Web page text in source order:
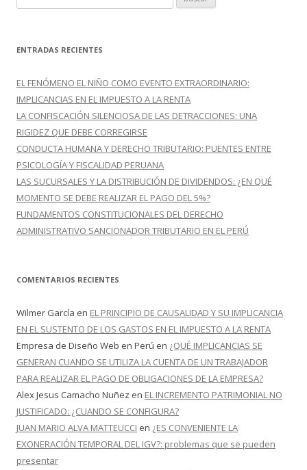
u
c
r
:
ENTRADAS RECIENTES
EL FENÓMENO EL NIÑO COMO EVENTO EXTRAORDINARIO:
IMPLICANCIAS EN EL IMPUESTO A LA RENTA
LA CONFISCACIÓN SILENCIOSA DE LAS DETRACCIONES: UNA
RIGIDEZ QUE DEBE CORREGIRSE
CONDUCTA HUMANA Y DERECHO TRIBUTARIO: PUENTES ENTRE
PSICOLOGÍA Y FISCALIDAD PERUANA
LAS SUCURSALES Y LA DISTRIBUCIÓN DE DIVIDENDOS: ¿EN QUÉ
MOMENTO SE DEBE REALIZAR EL PAGO DEL 5%?
FUNDAMENTOS CONSTITUCIONALES DEL DERECHO
ADMINISTRATIVO SANCIONADOR TRIBUTARIO EN EL PERÚ
COMENTARIOS RECIENTES
Wilmer García en EL PRINCIPIO DE CAUSALIDAD Y SU IMPLICANCIA
EN EL SUSTENTO DE LOS GASTOS EN EL IMPUESTO A LA RENTA
Empresa de Diseño Web en Perú en ¿QUÉ IMPLICANCIAS SE
GENERAN CUANDO SE UTILIZA LA CUENTA DE UN TRABAJADOR
PARA REALIZAR EL PAGO DE OBLIGACIONES DE LA EMPRESA?
Alex Jesus Camacho Nuñez en EL INCREMENTO PATRIMONIAL NO
JUSTIFICADO: ¿CUANDO SE CONFIGURA?
JUAN MARIO ALVA MATTEUCCI en ¿ES CONVENIENTE LA
EXONERACIÓN TEMPORAL DEL IGV?: problemas que se pueden
presentar